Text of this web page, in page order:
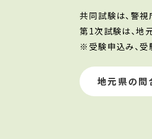
共同試験は、警
第1次試験は、地
※受験申込み、受
地元県の問